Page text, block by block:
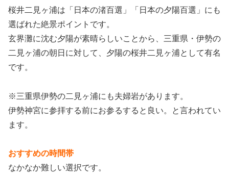
桜井二見ヶ浦は「日本の渚百選」「日本の夕陽百選」にも
選ばれた絶景ポイントです。
玄界灘に沈む夕陽が素晴らしいことから、三重県・伊勢の
二見ヶ浦の朝日に対して、夕陽の桜井二見ヶ浦として有名
です。
※三重県伊勢の二見ヶ浦にも夫婦岩があります。
伊勢神宮に参拝する前にお参るすると良い。と言われてい
ます。
おすすめの時間帯
なかなか難しい選択です。